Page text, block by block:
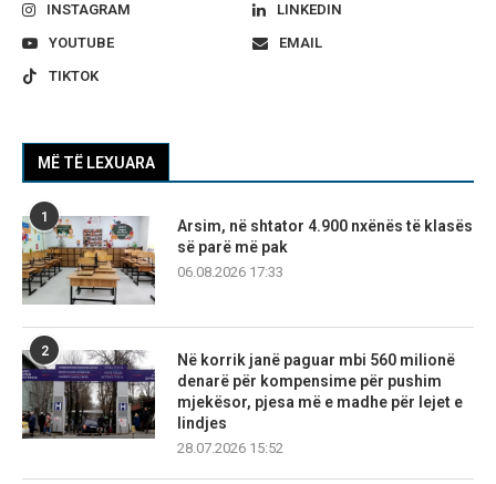
INSTAGRAM
LINKEDIN
YOUTUBE
EMAIL
TIKTOK
MË TË LEXUARA
1
Arsim, në shtator 4.900 nxënës të klasës
së parë më pak
06.08.2026 17:33
2
Në korrik janë paguar mbi 560 milionë
denarë për kompensime për pushim
mjekësor, pjesa më e madhe për lejet e
lindjes
28.07.2026 15:52